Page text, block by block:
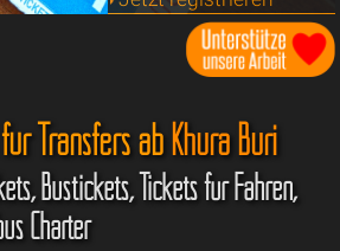
Transfers abKhura Buri
Bustickets, Tickets für Fähren,
Charter